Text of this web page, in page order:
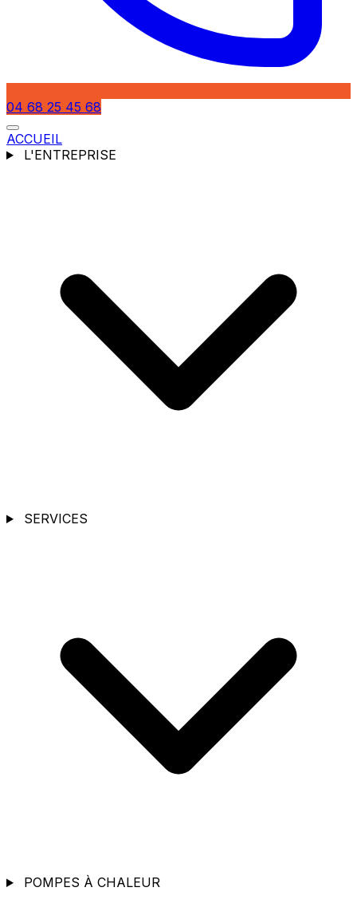
04 68 25 45 68
ACCUEIL
L'ENTREPRISE
SERVICES
POMPES À CHALEUR